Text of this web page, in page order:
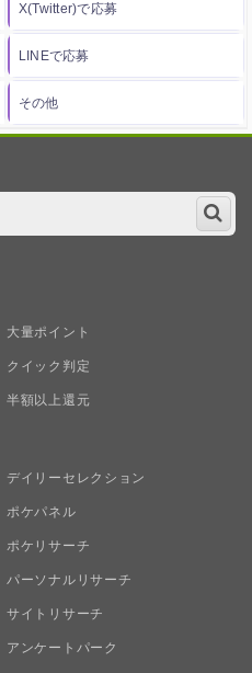
X(Twitter)で応募
LINEで応募
その他
大量ポイント
クイック判定
半額以上還元
デイリーセレクション
ポケパネル
ポケリサーチ
パーソナルリサーチ
サイトリサーチ
アンケートパーク